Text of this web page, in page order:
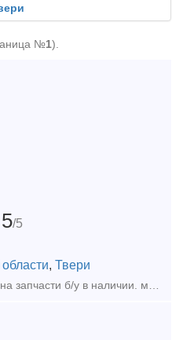
№1).
5/5
, Твери
Продаем Электровоз ВЛ 10 на запчасти б/у в наличии. можно весь электровоз целиком.